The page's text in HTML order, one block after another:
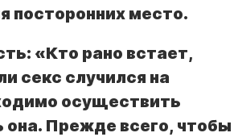
посторонних место.
«Кто рано встает,
секс случился на
осуществить
она. Прежде всего, чтобы